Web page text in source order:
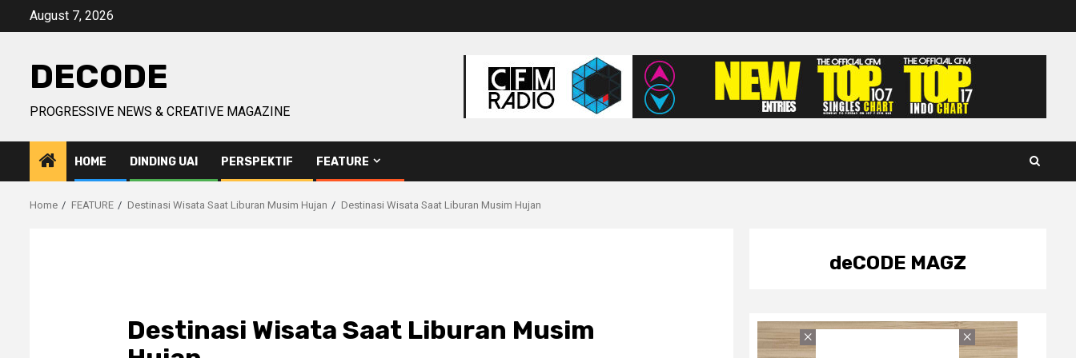
August 7, 2026
DECODE
PROGRESSIVE NEWS & CREATIVE MAGAZINE
HOME DINDING UAI PERSPEKTIF FEATURE
Home FEATURE Destinasi Wisata Saat Liburan Musim Hujan Destinasi Wisata Saat Liburan Musim Hujan
Destinasi Wisata Saat Liburan Musim
deCODE MAGZ